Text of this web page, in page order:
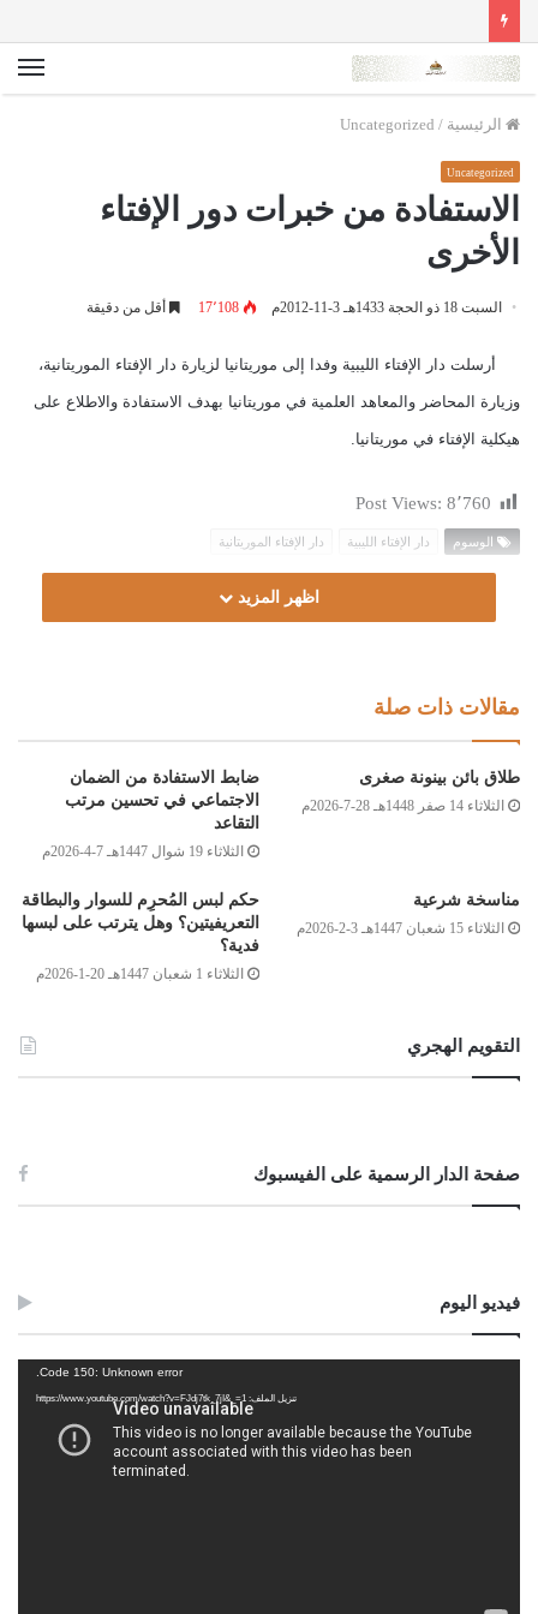
الرئيسية /
Uncategorized
Uncategorized
الاستفادة من خبرات دور الإفتاء
الأخرى
السبت 18 ذو الحجة 1433هـ 3-11-2012م 17٬108 أقل من دقيقة
أرسلت دار الإفتاء الليبية وفدا إلى موريتانيا لزيارة دار الإفتاء الموريتانية،
وزيارة المحاضر والمعاهد العلمية في موريتانيا بهدف الاستفادة والاطلاع على
هيكلية الإفتاء في موريتانيا.
Post Views: 8٬760
الوسوم دار الإفتاء الليبية دار الإفتاء الموريتانية
اظهر المزيد
مقالات ذات صلة
طلاق بائن بينونة صغرى
الثلاثاء 14 صفر 1448هـ 28-7-2026م
ضابط الاستفادة من الضمان
الاجتماعي في تحسين مرتب
التقاعد
الثلاثاء 19 شوال 1447هـ 7-4-2026م
مناسخة شرعية
الثلاثاء 15 شعبان 1447هـ 3-2-2026م
حكم لبس المُحرِم للسوار والبطاقة
التعريفيتين؟ وهل يترتب على لبسها
فدية؟
الثلاثاء 1 شعبان 1447هـ 20-1-2026م
التقويم الهجري
صفحة الدار الرسمية على الفيسبوك
فيديو اليوم
Code 150: Unknown error.
تنزيل الملف: https://www.youtube.com/watch?v=FJdj7tk_7jI&_=1